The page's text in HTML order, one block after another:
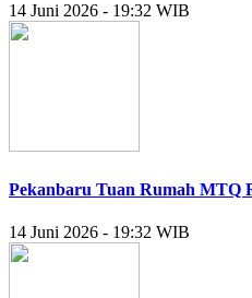
14 Juni 2026 - 19:32 WIB
Pekanbaru Tuan Rumah MTQ
14 Juni 2026 - 19:32 WIB